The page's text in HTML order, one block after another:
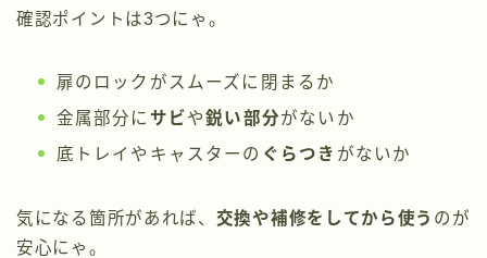
確認ポイントは3つにゃ。
扉のロックがスムーズに閉まるか
金属部分に サビや鋭い部分がないか
底トレイやキャスターの ぐらつき がないか
気になる箇所があれば、 交換や補修をしてから使う のが
安心にゃ。